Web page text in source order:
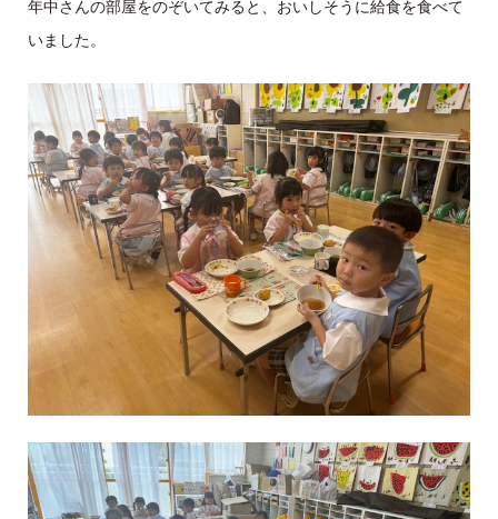
年中さんの部屋をのぞいてみると、おいしそうに給食を食べて
いました。